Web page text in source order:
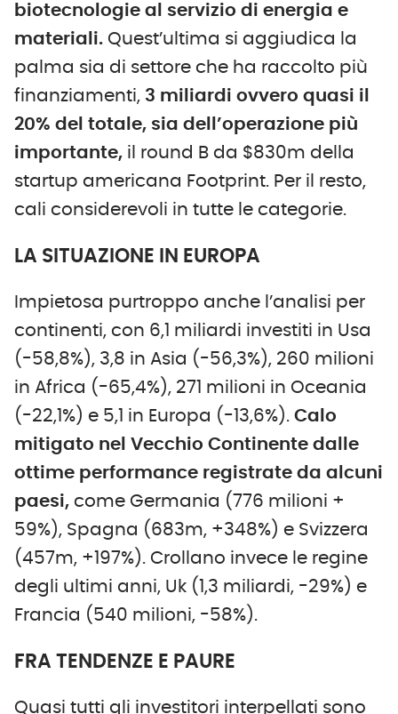
biotecnologie al servizio di energia e
materiali. Quest’ultima si aggiudica la
palma sia di settore che ha raccolto più
finanziamenti, 3 miliardi ovvero quasi il
20% del totale, sia dell’operazione più
importante, il round B da $830m della
startup americana Footprint. Per il resto,
cali considerevoli in tutte le categorie.
LA SITUAZIONE IN EUROPA
Impietosa purtroppo anche l’analisi per
continenti, con 6,1 miliardi investiti in Usa
(-58,8%), 3,8 in Asia (-56,3%), 260 milioni
in Africa (-65,4%), 271 milioni in Oceania
(-22,1%) e 5,1 in Europa (-13,6%). Calo
mitigato nel Vecchio Continente dalle
ottime performance registrate da alcuni
paesi, come Germania (776 milioni +
59%), Spagna (683m, +348%) e Svizzera
(457m, +197%). Crollano invece le regine
degli ultimi anni, Uk (1,3 miliardi, -29%) e
Francia (540 milioni, -58%).
FRA TENDENZE E PAURE
Quasi tutti gli investitori interpellati sono